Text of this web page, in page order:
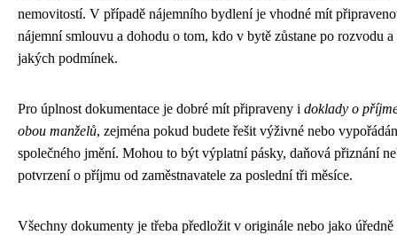
nemovitostí. V případě nájemního bydlení je vhodné mít
nájemní smlouvu a dohodu o tom, kdo v bytě zůstane po rozvodu a
jakých podmínek.
Pro úplnost dokumentace je dobré mít připraveny i doklady o
obou manželů, zejména pokud budete řešit výživné nebo
společného jmění. Mohou to být výplatní pásky, daňová přiznání
potvrzení o příjmu od zaměstnavatele za poslední tři měsíce.
Všechny dokumenty je třeba předložit v originále nebo jako úředně